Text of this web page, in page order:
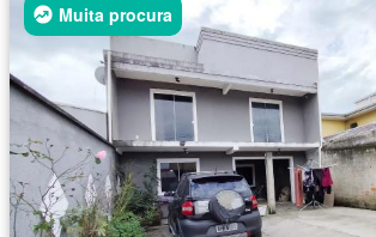
Muita procura